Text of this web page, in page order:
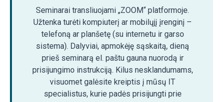
Seminarai transliuojami „ZOOM“ platformoje.
Užtenka turėti kompiuterį ar mobilųjį įrenginį –
telefoną ar planšetę (su internetu ir garso
sistema). Dalyviai, apmokėję sąskaitą, dieną
prieš seminarą el. paštu gauna nuorodą ir
prisijungimo instrukciją. Kilus nesklandumams,
visuomet galėsite kreiptis į mūsų IT
specialistus, kurie padės prisijungti prie